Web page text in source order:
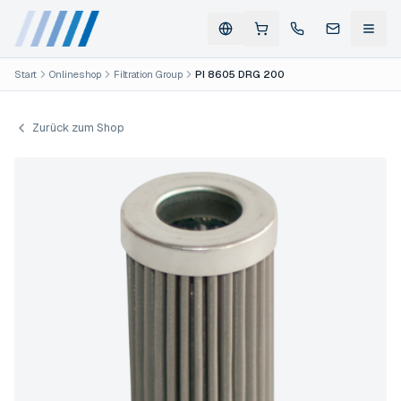
Start Onlineshop Filtration Group PI 8605 DRG 200
Zurück zum Shop